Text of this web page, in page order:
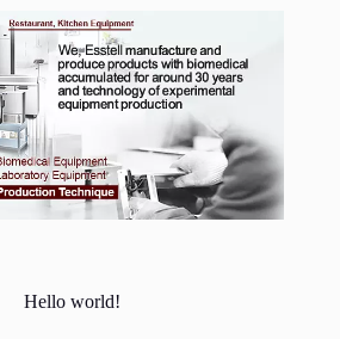
Hello world!